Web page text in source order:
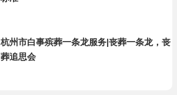
杭州市白事殡葬一条龙服务|丧葬一条龙，丧
葬追思会